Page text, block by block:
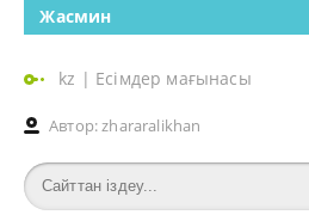
Жасмин
kz | Есімдер мағынасы
Автор:zhararalikhan